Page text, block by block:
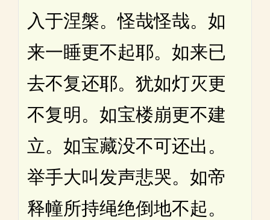
入于涅槃。怪哉怪哉。如
来一睡更不起耶。如来已
去不复还耶。犹如灯灭更
不复明。如宝楼崩更不建
立。如宝藏没不可还出。
举手大叫发声悲哭。如帝
释幢所持绳绝倒地不起。